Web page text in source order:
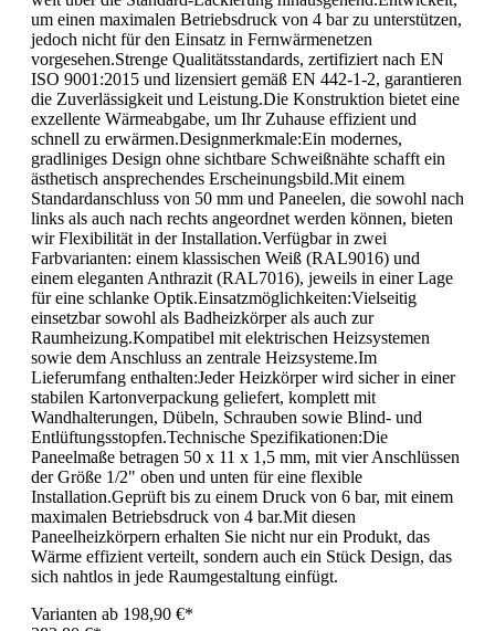
um einen maximalen Betriebsdruck von 4 bar zu unterstützen,
jedoch nicht für den Einsatz in Fernwärmenetzen
vorgesehen.Strenge Qualitätsstandards, zertifiziert nach EN
ISO 9001:2015 und lizensiert gemäß EN 442-1-2, garantieren
die Zuverlässigkeit und Leistung.Die Konstruktion bietet eine
exzellente Wärmeabgabe, um Ihr Zuhause effizient und
schnell zu erwärmen.Designmerkmale:Ein modernes,
gradliniges Design ohne sichtbare Schweißnähte schafft ein
ästhetisch ansprechendes Erscheinungsbild.Mit einem
Standardanschluss von 50 mm und Paneelen, die sowohl nach
links als auch nach rechts angeordnet werden können, bieten
wir Flexibilität in der Installation.Verfügbar in zwei
Farbvarianten: einem klassischen Weiß (RAL9016) und
einem eleganten Anthrazit (RAL7016), jeweils in einer Lage
für eine schlanke Optik.Einsatzmöglichkeiten:Vielseitig
einsetzbar sowohl als Badheizkörper als auch zur
Raumheizung.Kompatibel mit elektrischen Heizsystemen
sowie dem Anschluss an zentrale Heizsysteme.Im
Lieferumfang enthalten:Jeder Heizkörper wird sicher in einer
stabilen Kartonverpackung geliefert, komplett mit
Wandhalterungen, Dübeln, Schrauben sowie Blind- und
Entlüftungsstopfen.Technische Spezifikationen:Die
Paneelmaße betragen 50 x 11 x 1,5 mm, mit vier Anschlüssen
der Größe 1/2" oben und unten für eine flexible
Installation.Geprüft bis zu einem Druck von 6 bar, mit einem
maximalen Betriebsdruck von 4 bar.Mit diesen
Paneelheizkörpern erhalten Sie nicht nur ein Produkt, das
Wärme effizient verteilt, sondern auch ein Stück Design, das
sich nahtlos in jede Raumgestaltung einfügt.
Varianten ab 198,90 €*